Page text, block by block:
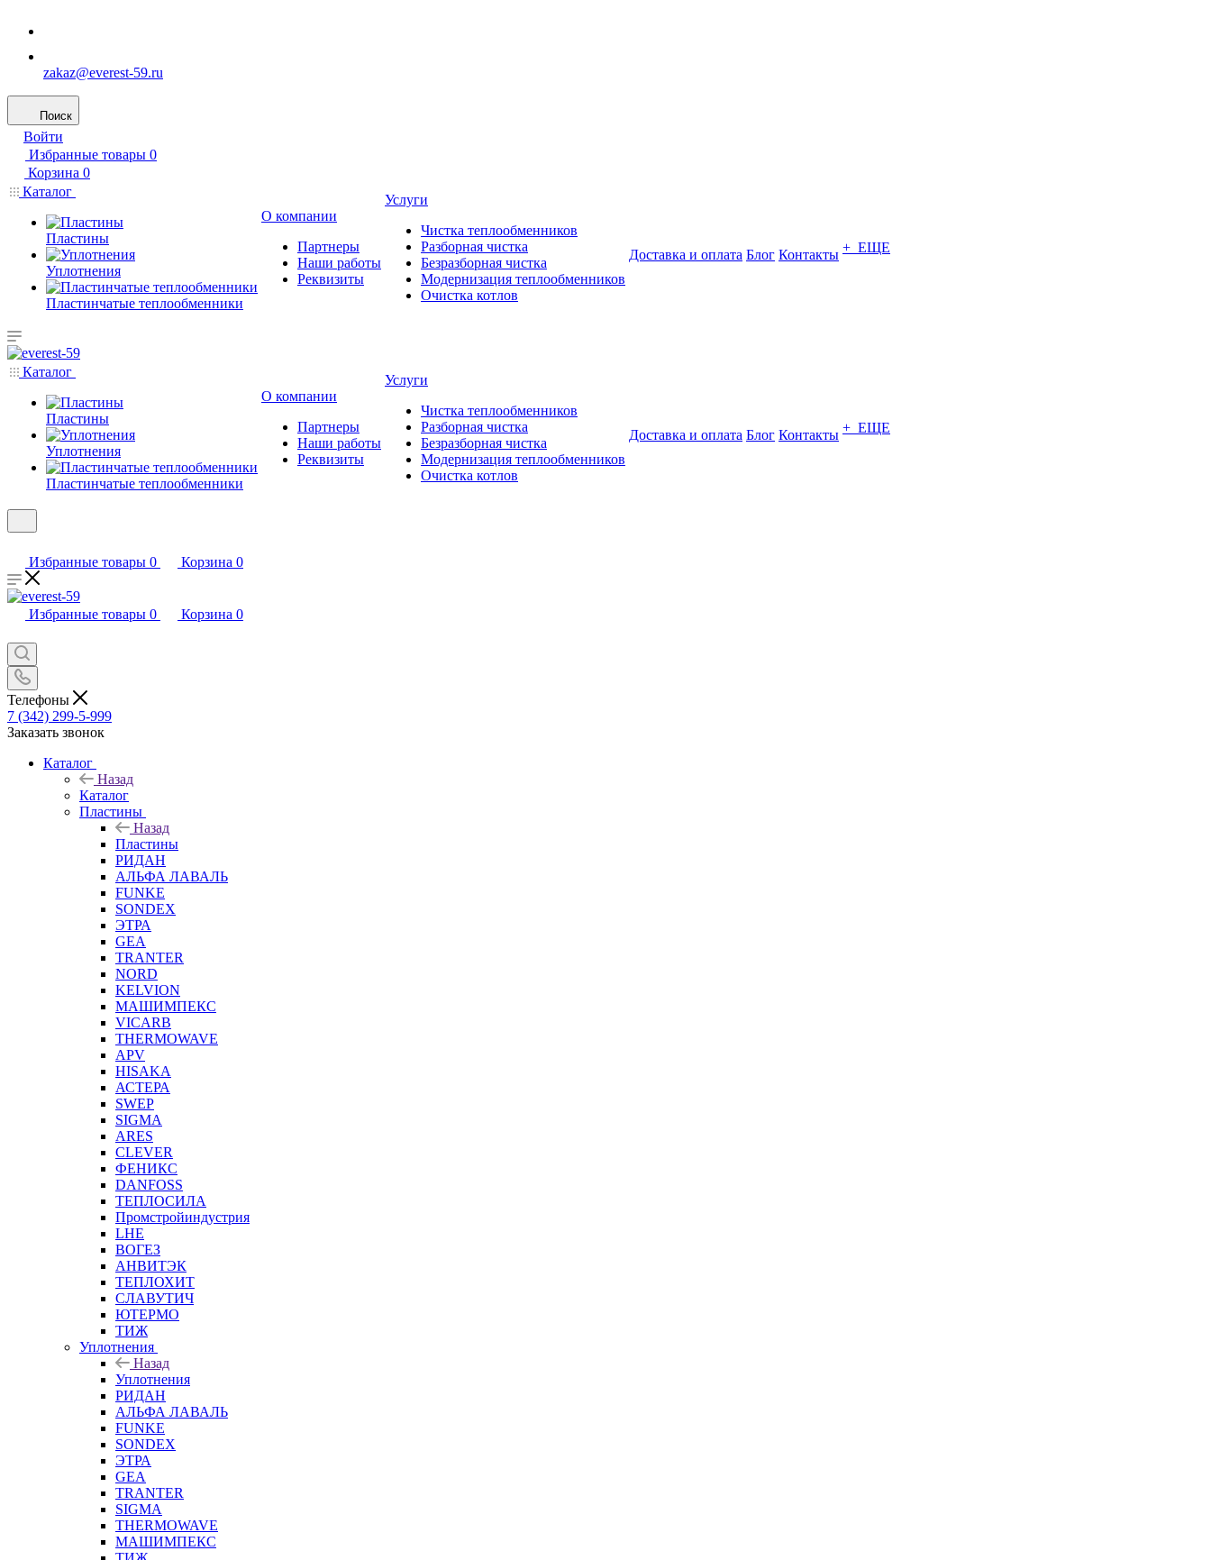
zakaz@everest-59.ru
Поиск
Войти
Избранные товары 0
Корзина 0
Каталог
Пластины
Уплотнения
Пластинчатые теплообменники
О компании
Партнеры
Наши работы
Реквизиты
Услуги
Чистка теплообменников
Разборная чистка
Безразборная чистка
Модернизация теплообменников
Очистка котлов
Доставка и оплата Блог Контакты + ЕЩЕ
Каталог
Пластины
Уплотнения
Пластинчатые теплообменники
О компании
Партнеры
Наши работы
Реквизиты
Услуги
Чистка теплообменников
Разборная чистка
Безразборная чистка
Модернизация теплообменников
Очистка котлов
Доставка и оплата Блог Контакты + ЕЩЕ
Избранные товары 0 Корзина 0
Избранные товары 0 Корзина 0
Телефоны
7 (342) 299-5-999
Заказать звонок
Каталог
Назад
Каталог
Пластины
Назад
Пластины
РИДАН
АЛЬФА ЛАВАЛЬ
FUNKE
SONDEX
ЭТРА
GEA
TRANTER
NORD
KELVION
МАШИМПЕКС
VICARB
THERMOWAVE
APV
HISAKA
АСТЕРА
SWEP
SIGMA
ARES
CLEVER
ФЕНИКС
DANFOSS
ТЕПЛОСИЛА
Промстройиндустрия
LHE
ВОГЕЗ
АНВИТЭК
ТЕПЛОХИТ
СЛАВУТИЧ
ЮТЕРМО
ТИЖ
Уплотнения
Назад
Уплотнения
РИДАН
АЛЬФА ЛАВАЛЬ
FUNKE
SONDEX
ЭТРА
GEA
TRANTER
SIGMA
THERMOWAVE
МАШИМПЕКС